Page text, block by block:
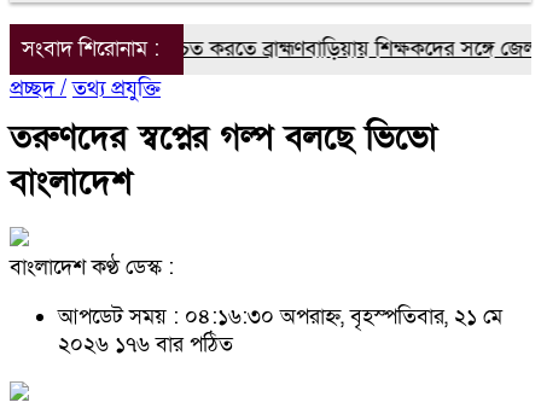
সংবাদ শিরোনাম :
শিক্ষা নিশ্চিত করতে ব্রাহ্মণবাড়িয়ায় শিক্ষকদের সঙ্গে জেলা
প্রচ্ছদ / তথ্য প্রযুক্তি
তরুণদের স্বপ্নের গল্প বলছে ভিভো
বাংলাদেশ
বাংলাদেশ কণ্ঠ ডেস্ক :
আপডেট সময় : ০৪:১৬:৩০ অপরাহ্ন, বৃহস্পতিবার, ২১ মে
২০২৬ ১৭৬ বার পঠিত